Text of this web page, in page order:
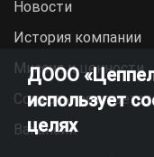
Новости
История компании
Миссия и ценности
Социальная
Вакансии
ДООО
использует
целях